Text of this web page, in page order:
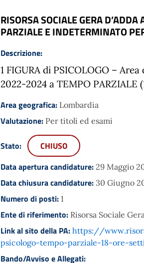
RISORSA SOCIALE GERA
PARZIALE E INDETERMINATO
Descrizione:
1 FIGURA di PSICOLOGO – Area
2022-2024 a TEMPO
Area geografica: Lombardia
Valutazione: Per titoli ed esami
Stato:
CHIUSO
Data apertura candidature: 29 Maggio
Data chiusura candidature: 30 Giugno
Numero di posti: 1
Ente di riferimento: Risorsa Sociale
Link al sito della PA: https://
psicologo-tempo-parziale-18-ore-
Bando/Avviso e Allegati: